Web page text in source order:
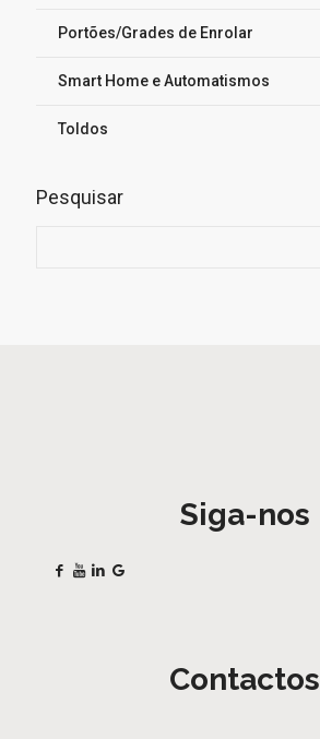
Portões/Grades de Enrolar
Smart Home e Automatismos
Toldos
Pesquisar
Siga-nos
Contactos